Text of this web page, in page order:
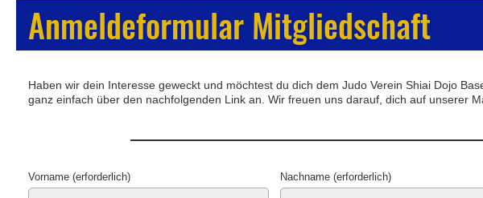
Anmeldeformular Mitgliedschaft
Haben wir dein Interesse geweckt und möchtest du dich dem Judo Verein Shiai Dojo
ganz einfach über den nachfolgenden Link an. Wir freuen uns darauf, dich auf unserer
Vorname (erforderlich) Nachname (erforderlich)